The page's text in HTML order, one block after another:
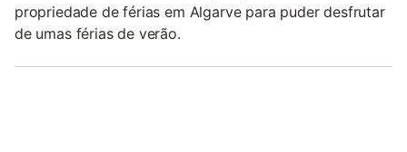
propriedade de férias em Algarve para puder desfrutar
de umas férias de verão.